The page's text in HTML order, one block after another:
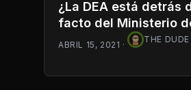
¿La DEA está detrás
facto del Ministerio
ABRIL 15, 2021 ·
THE DUDE